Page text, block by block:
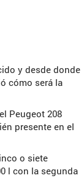
y desde donde
cómo será la
Peugeot 208
presente en el
o siete
l con la segunda